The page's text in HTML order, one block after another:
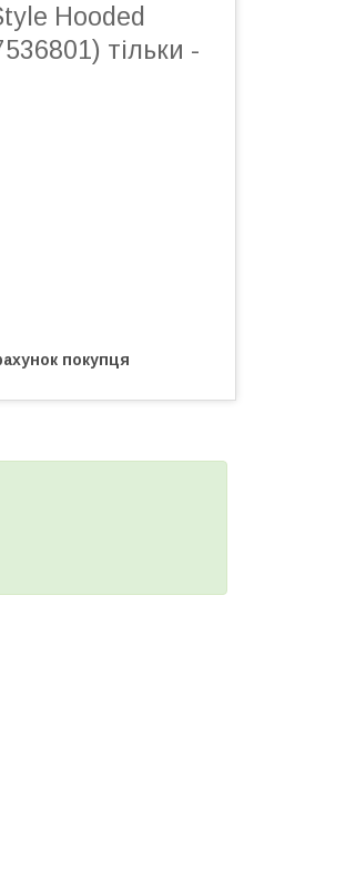
Hooded
тільки -
покупця